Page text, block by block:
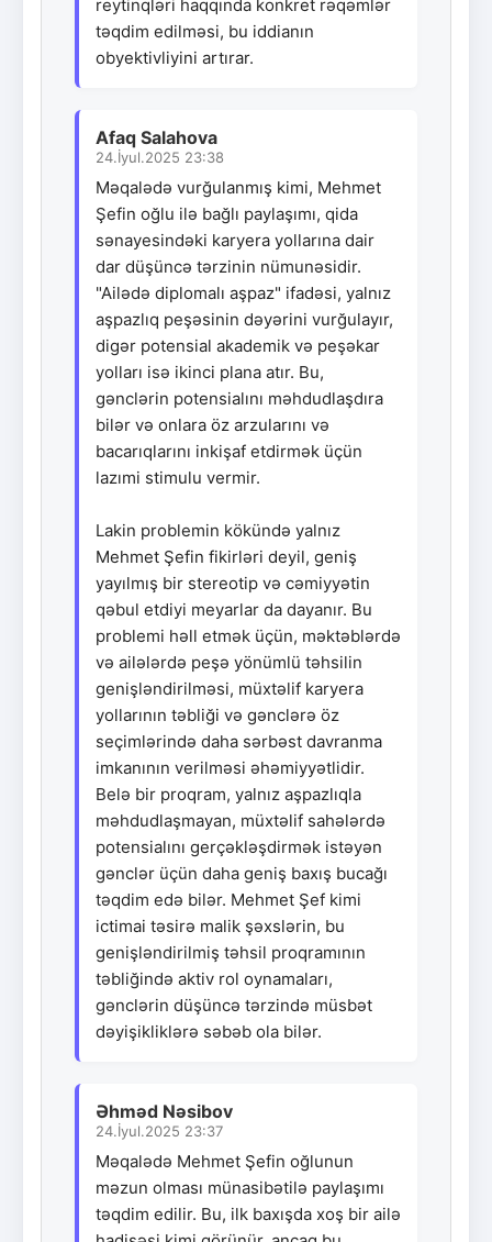
reytinqləri haqqında konkret rəqəmlər
təqdim edilməsi, bu iddianın
obyektivliyini artırar.
Afaq Salahova
24.İyul.2025 23:38
Məqalədə vurğulanmış kimi, Mehmet
Şefin oğlu ilə bağlı paylaşımı, qida
sənayesindəki karyera yollarına dair
dar düşüncə tərzinin nümunəsidir.
"Ailədə diplomalı aşpaz" ifadəsi, yalnız
aşpazlıq peşəsinin dəyərini vurğulayır,
digər potensial akademik və peşəkar
yolları isə ikinci plana atır. Bu,
gənclərin potensialını məhdudlaşdıra
bilər və onlara öz arzularını və
bacarıqlarını inkişaf etdirmək üçün
lazımi stimulu vermir.
Lakin problemin kökündə yalnız
Mehmet Şefin fikirləri deyil, geniş
yayılmış bir stereotip və cəmiyyətin
qəbul etdiyi meyarlar da dayanır. Bu
problemi həll etmək üçün, məktəblərdə
və ailələrdə peşə yönümlü təhsilin
genişləndirilməsi, müxtəlif karyera
yollarının təbliği və gənclərə öz
seçimlərində daha sərbəst davranma
imkanının verilməsi əhəmiyyətlidir.
Belə bir proqram, yalnız aşpazlıqla
məhdudlaşmayan, müxtəlif sahələrdə
potensialını gerçəkləşdirmək istəyən
gənclər üçün daha geniş baxış bucağı
təqdim edə bilər. Mehmet Şef kimi
ictimai təsirə malik şəxslərin, bu
genişləndirilmiş təhsil proqramının
təbliğində aktiv rol oynamaları,
gənclərin düşüncə tərzində müsbət
dəyişikliklərə səbəb ola bilər.
Əhməd Nəsibov
24.İyul.2025 23:37
Məqalədə Mehmet Şefin oğlunun
məzun olması münasibətilə paylaşımı
təqdim edilir. Bu, ilk baxışda xoş bir ailə